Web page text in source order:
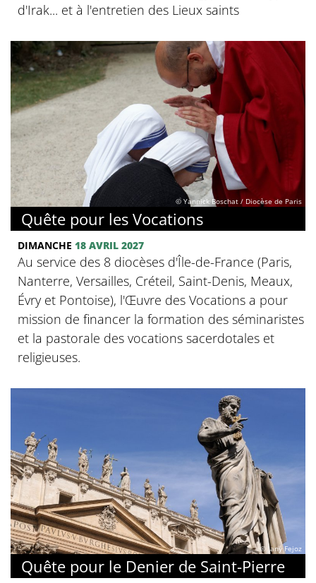
d'Irak... et à l'entretien des Lieux saints
© Yannick Boschat / Diocèse de Paris
Quête pour les Vocations
DIMANCHE 18 AVRIL 2027
Au service des 8 diocèses d'Île-de-France (Paris,
Nanterre, Versailles, Créteil, Saint-Denis, Meaux,
Évry et Pontoise), l'Œuvre des Vocations a pour
mission de financer la formation des séminaristes
et la pastorale des vocations sacerdotales et
religieuses.
© Jany Fejoz
Quête pour le Denier de Saint-Pierre